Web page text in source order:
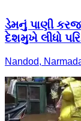
ડેમનું પાણી
દેશમુખે લીધો
Nandod,